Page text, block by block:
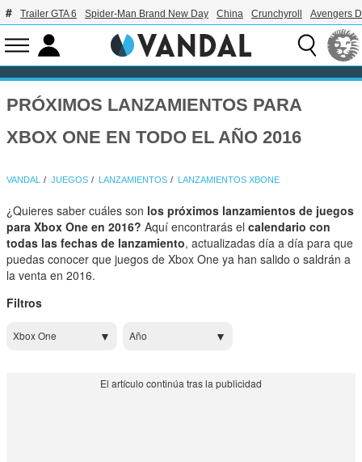
Trailer GTA 6 Spider-Man Brand New Day China Crunchyroll Avengers
PRÓXIMOS LANZAMIENTOS PARA
XBOX ONE EN TODO EL AÑO 2016
VANDAL JUEGOS LANZAMIENTOS LANZAMIENTOS XBONE
¿Quieres saber cuáles son los próximos lanzamientos de juegos
para Xbox One en 2016? Aquí encontrarás elcalendario con
todas las fechas de lanzamiento, actualizadas día a día para que
puedas conocer que juegos de Xbox One ya han salido o saldrán a
la venta en 2016.
Filtros
Xbox One Año